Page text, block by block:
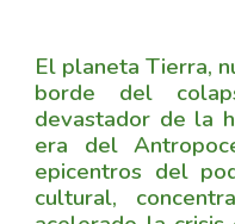
El planeta Tierra,
borde del
devastador de la
era del
epicentros del
cultural,